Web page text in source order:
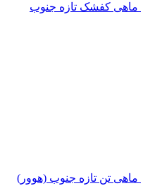
ماهی کفشک تازه جنوب
ماهی تن تازه جنوب (هوور)